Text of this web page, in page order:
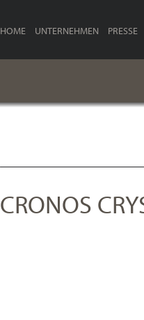
HOME UNTERNEHMEN PRESSE
CRONOS